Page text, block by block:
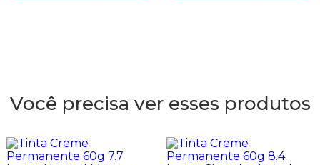
Você precisa ver esses produtos